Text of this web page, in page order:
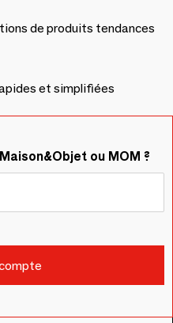
de produits tendances
et simplifiées
ou MOM ?